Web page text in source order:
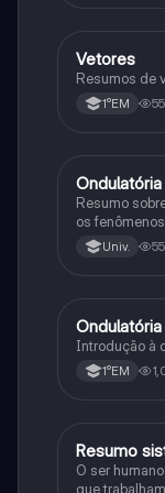
VFísica
Vetores
Resumos de
1°EM
OFísica
Ondulatória
Resumo
os
Univ.
OFísica
Ondulatória
Introdução à
1°EM
RFísica
Resumo
O ser
que